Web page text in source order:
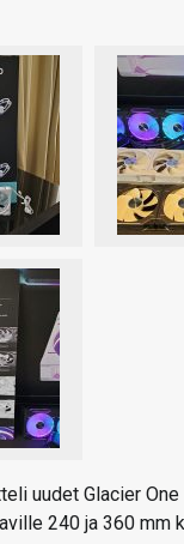
uudet Glacier
240 ja 360 mm